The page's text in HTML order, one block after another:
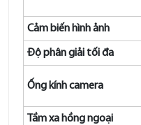
Cảm biến hình ảnh
Độ phân giải tối đa
Ống kính camera
Tầm xa hồng ngoại